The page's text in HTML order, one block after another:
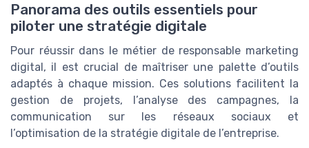
Panorama des outils essentiels pour
piloter une stratégie digitale
Pour réussir dans le métier de responsable marketing
digital, il est crucial de maîtriser une palette d’outils
adaptés à chaque mission. Ces solutions facilitent la
gestion de projets, l’analyse des campagnes, la
communication sur les réseaux sociaux et
l’optimisation de la stratégie digitale de l’entreprise.